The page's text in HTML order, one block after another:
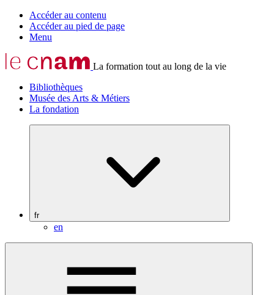
Accéder au contenu
Accéder au pied de page
Menu
La formation tout au long de la vie
Bibliothèques
Musée des Arts & Métiers
La fondation
fr
en